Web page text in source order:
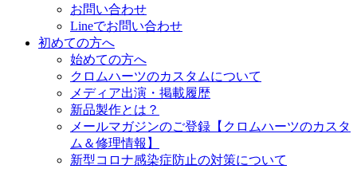
お問い合わせ
Lineでお問い合わせ
初めての方へ
始めての方へ
クロムハーツのカスタムについて
メディア出演・掲載履歴
新品製作とは？
メールマガジンのご登録【クロムハーツのカスタ
ム＆修理情報】
新型コロナ感染症防止の対策について